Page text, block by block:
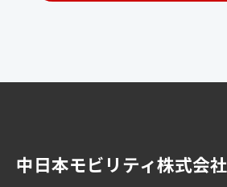
中日本モビリティ株式会社